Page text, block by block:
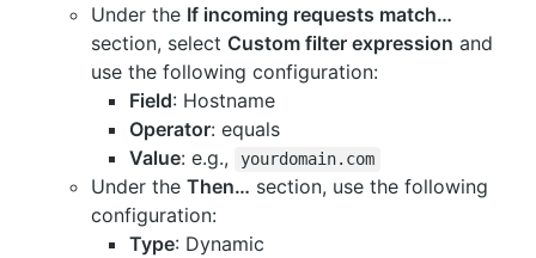
Under the If incoming requests match…
section, select Custom filter expression and
use the following configuration:
Field: Hostname
Operator: equals
Value: e.g., yourdomain.com
Under the Then… section, use the following
configuration:
Type: Dynamic